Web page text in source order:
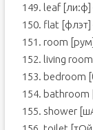
149. leaf
150. flat
151. room
152. living
153. bedroom
154.
155. shower